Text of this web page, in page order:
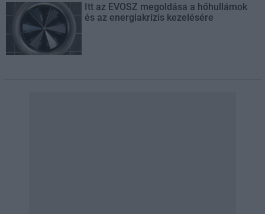
Itt az ÉVOSZ megoldása a hőhullámok
és az energiakrízis kezelésére